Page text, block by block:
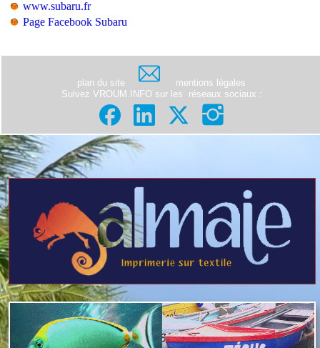
www.subaru.fr
Page Facebook Subaru
plan du site
mentions légales
Suivez VROUM.INFO sur les
réseaux sociaux :